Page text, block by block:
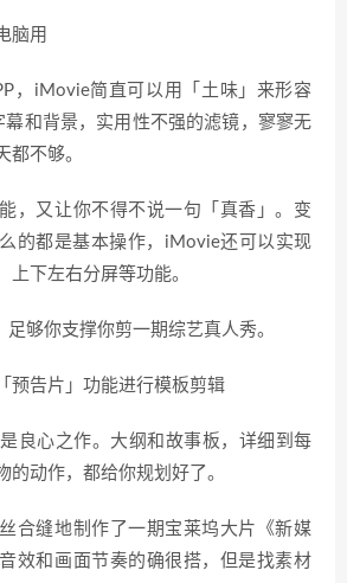
脑用
，iMovie简直可以用「土味」来形容
和背景，实用性不强的滤镜，寥寥无
都不够。
，又让你不得不说一句「真香」。变
的都是基本操作，iMovie还可以实现
上下左右分屏等功能。
够你支撑你剪一期综艺真人秀。
预告片」功能进行模板剪辑
良心之作。大纲和故事板，详细到每
的动作，都给你规划好了。
合缝地制作了一期宝莱坞大片《新媒
效和画面节奏的确很搭，但是找素材